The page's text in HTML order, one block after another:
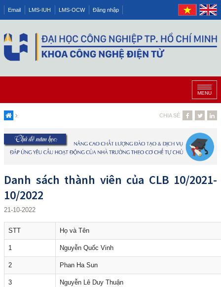
Email LMS-IUH LMS-OCW Đăng nhập
MENU
CHIA SẺ
Danh sách thành viên của CLB 10/2021-
10/2022
21-10-2022
STT Họ và Tên
1 Nguyễn Quốc Vinh
2 Phan Ha Sun
3 Nguyễn Lê Duy Thuận